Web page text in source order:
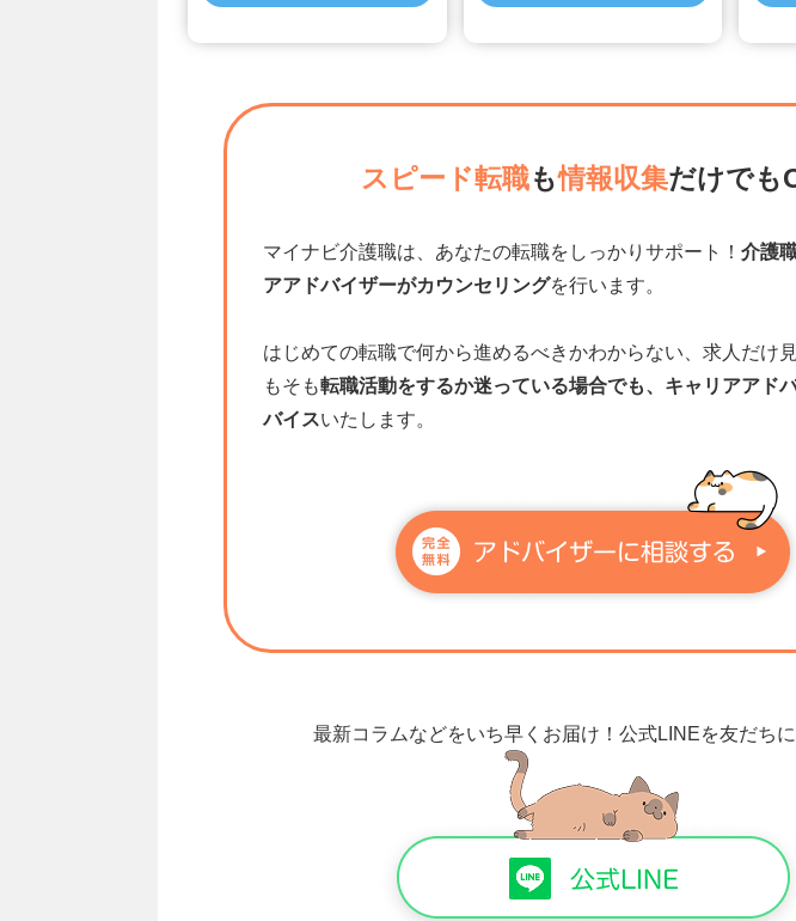
スピード転職も情報収集だけでも
マイナビ介護職は、あなたの転職をしっかりサポート！ 介護
アアドバイザーがカウンセリングを行います。
はじめての転職で何から進めるべきかわからない、求人だけ
もそも転職活動をするか迷っている場合でも、キャリアアド
バイスいたします。
最新コラムなどをいち早くお届け！ 公式LINEを友だち